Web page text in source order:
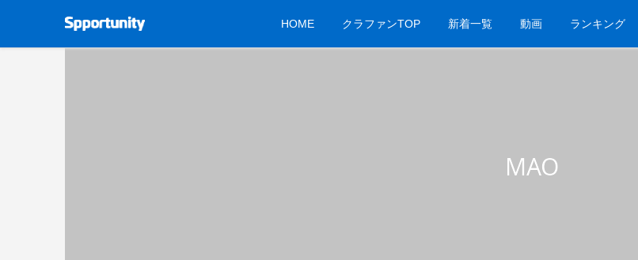
HOME クラファンTOP 新着一覧 動画 ランキング
MAO